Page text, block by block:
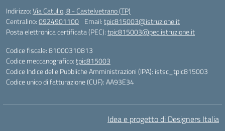
Indirizzo:Via Catullo, 8 - Castelvetrano (TP)
Centralino:0924901100 Email:tpic815003@istruzione.it
Posta elettronica certificata (PEC):tpic815003@pec.istruzione.it
Codice fiscale: 81000310813
Codice meccanografico:tpic815003
Codice Indice delle Pubbliche Amministrazioni (IPA): istsc_tpic815003
Codice unico di fatturazione (CUF): AA93E34
Idea e progetto di Designers Italia